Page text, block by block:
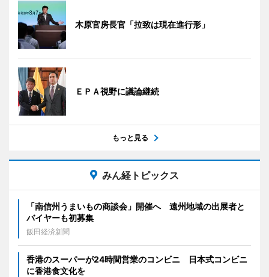
木原官房長官「拉致は現在進行形」
ＥＰＡ視野に議論継続
もっと見る
みん経トピックス
「南信州うまいもの商談会」開催へ 遠州地域の出展者と
バイヤーも初募集
飯田経済新聞
香港のスーパーが24時間営業のコンビニ 日本式コンビニ
に香港食文化を